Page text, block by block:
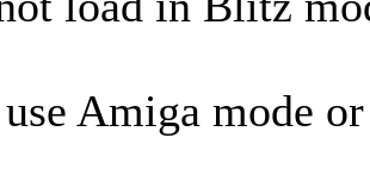
Amiga mode